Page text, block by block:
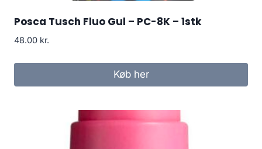
Posca Tusch Fluo Gul – PC-8K – 1stk
48.00 kr.
Køb her